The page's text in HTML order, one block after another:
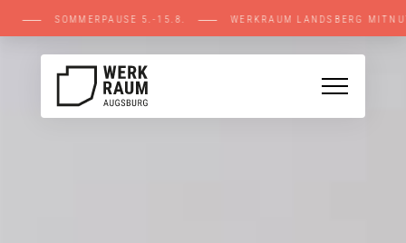
⸺ SOMMERPAUSE 5.-15.8. ⸺